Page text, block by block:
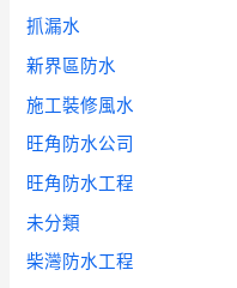
抓漏水
新界區防水
施工裝修風水
旺角防水公司
旺角防水工程
未分類
柴灣防水工程